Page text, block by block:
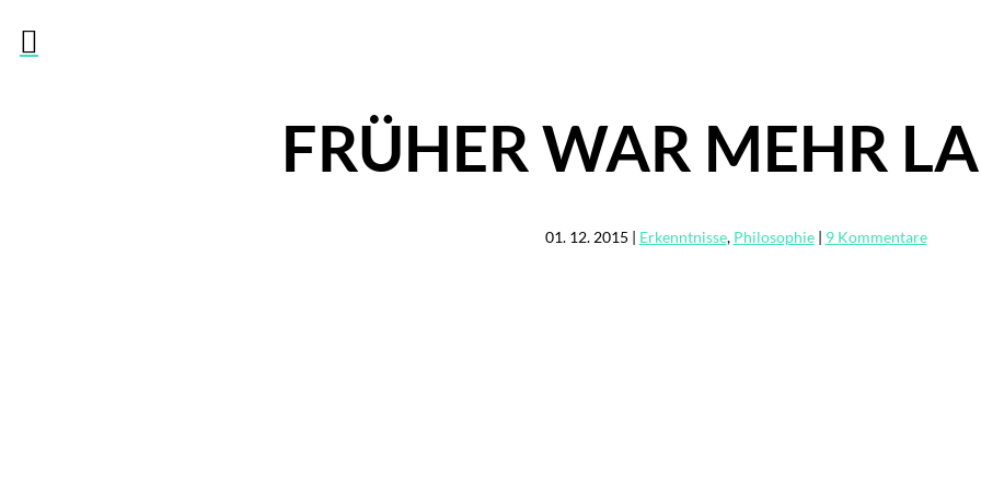

FRÜHER WAR MEHR
01. 12. 2015 | Erkenntnisse, Philosophie| 9 Kommentare